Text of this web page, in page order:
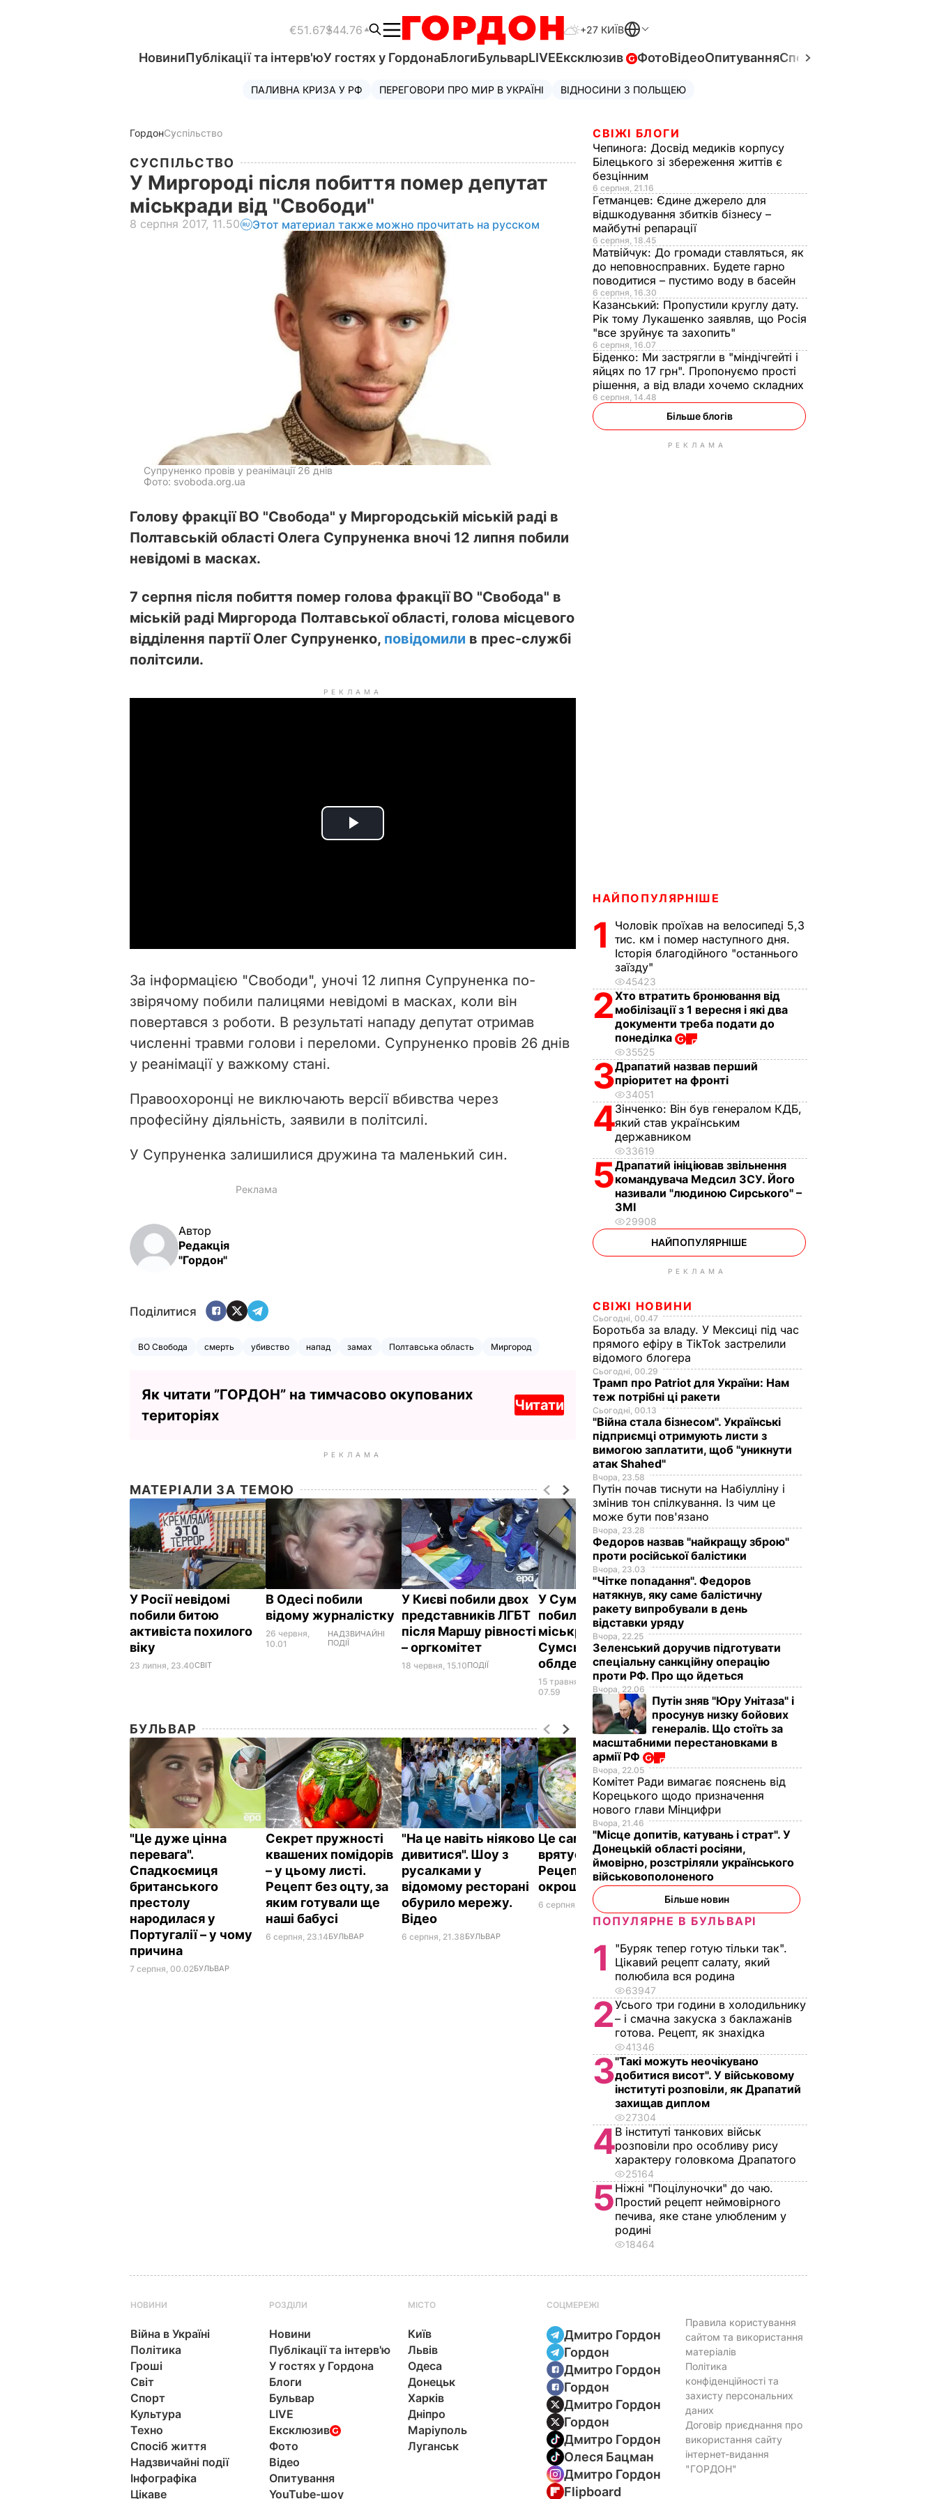
€51.67$44.76 +27 КИЇВ
НовиниПублікації та інтерв'юУ гостях у ГордонаБлогиБульварLIVEЕксклюзив ФотоВідеоОпитуванняСпецпроєкти
ПАЛИВНА КРИЗА У РФ ПЕРЕГОВОРИ ПРО МИР В УКРАЇНІ ВІДНОСИНИ З ПОЛЬЩЕЮ
ГордонСуспільство
СУСПІЛЬСТВО
У Миргороді після побиття помер депутат
міськради від "Свободи"
8 серпня 2017, 11.50 Этот материал также можно прочитать на русском
Супруненко провів у реанімації 26 днів
Фото: svoboda.org.ua
Голову фракції ВО "Свобода" у Миргородській міській раді в
Полтавській області Олега Супруненка вночі 12 липня побили
невідомі в масках.
7 серпня після побиття помер голова фракції ВО "Свобода" в
міській раді Миргорода Полтавської області, голова місцевого
відділення партії Олег Супруненко, повідомили в прес-службі
політсили.
РЕКЛАМА
P
i
d
o
За інформацією "Свободи", уночі 12 липня Супруненка по-
звірячому побили палицями невідомі в масках, коли він
повертався з роботи. В результаті нападу депутат отримав
численні травми голови і переломи. Супруненко провів 26 днів
у реанімації у важкому стані.
Правоохоронці не виключають версії вбивства через
професійну діяльність, заявили в політсилі.
У Супруненка залишилися дружина та маленький син.
Автор
Редакція
"Гордон"
Поділитися
ВО Свобода смерть убивство напад замах Полтавська область Миргород
Як читати ”ГОРДОН” на тимчасово окупованих
територіях
Читати
РЕКЛАМА
МАТЕРІАЛИ ЗА ТЕМОЮ
У Росії невідомі
побили битою
активіста похилого
віку
23 липня, 23.40СВІТ
В Одесі побили
відому журналістку
26 червня,
10.01
НАДЗВИЧАЙНІ
ПОДІЇ
У Києві побили двох
представників ЛГБТ
після Маршу рівності
– оргкомітет
18 червня, 15.10ПОДІЇ
У Сумах невідомі
побили депутата
міськради – голова
Сумської
облдержадміністрації
15 травня,
07.59
НАДЗВИЧАЙНІ
ПОДІЇ
БУЛЬВАР
"Це дуже цінна
перевага".
Спадкоємиця
британського
престолу
народилася у
Португалії – у чому
причина
7 серпня, 00.02БУЛЬВАР
Секрет пружності
квашених помідорів
– у цьому листі.
Рецепт без оцту, за
яким готували ще
наші бабусі
6 серпня, 23.14БУЛЬВАР
"На це навіть ніяково
дивитися". Шоу з
русалками у
відомому ресторані
обурило мережу.
Відео
6 серпня, 21.38БУЛЬВАР
Це саме те, що
врятує у спеку.
Рецепт смачнючої
окрошки
6 серпня, 18.21
"Хрумкі зовні й ніжні
всередині".
Найсмачніші
смажені кабачки
6 серпня, 18.09
СВІЖІ БЛОГИ
Чепинога: Досвід медиків корпусу
Білецького зі збереження життів є
безцінним
6 серпня, 21.16
Гетманцев: Єдине джерело для
відшкодування збитків бізнесу –
майбутні репарації
6 серпня, 18.45
Матвійчук: До громади ставляться, як
до неповносправних. Будете гарно
поводитися – пустимо воду в басейн
6 серпня, 16.30
Казанський: Пропустили круглу дату.
Рік тому Лукашенко заявляв, що Росія
"все зруйнує та захопить"
6 серпня, 16.07
Біденко: Ми застрягли в "міндічгейті і
яйцях по 17 грн". Пропонуємо прості
рішення, а від влади хочемо складних
6 серпня, 14.48
Більше блогів
РЕКЛАМА
НАЙПОПУЛЯРНІШЕ
1
Чоловік проїхав на велосипеді 5,3
тис. км і помер наступного дня.
Історія благодійного "останнього
заїзду"
45423
2Хто втратить бронювання від
мобілізації з 1 вересня і які два
документи треба подати до
понеділка
35525
3Драпатий назвав перший
пріоритет на фронті
34051
4Зінченко: Він був генералом КДБ,
який став українським
державником
33619
5Драпатий ініціював звільнення
командувача Медсил ЗСУ. Його
називали "людиною Сирського" –
ЗМІ
29908
НАЙПОПУЛЯРНІШЕ
РЕКЛАМА
СВІЖІ НОВИНИ
Сьогодні, 00.47
Боротьба за владу. У Мексиці під час
прямого ефіру в TikTok застрелили
відомого блогера
Сьогодні, 00.29
Трамп про Patriot для України: Нам
теж потрібні ці ракети
Сьогодні, 00.13
"Війна стала бізнесом". Українські
підприємці отримують листи з
вимогою заплатити, щоб "уникнути
атак Shahed"
Вчора, 23.58
Путін почав тиснути на Набіулліну і
змінив тон спілкування. Із чим це
може бути пов'язано
Вчора, 23.28
Федоров назвав "найкращу зброю"
проти російської балістики
Вчора, 23.03
"Чітке попадання". Федоров
натякнув, яку саме балістичну
ракету випробували в день
відставки уряду
Вчора, 22.25
Зеленський доручив підготувати
спеціальну санкційну операцію
проти РФ. Про що йдеться
Вчора, 22.06
Путін зняв "Юру Унітаза" і
просунув низку бойових
генералів. Що стоїть за
масштабними перестановками в
армії РФ
Вчора, 22.05
Комітет Ради вимагає пояснень від
Корецького щодо призначення
нового глави Мінцифри
Вчора, 21.46
"Місце допитів, катувань і страт". У
Донецькій області росіяни,
ймовірно, розстріляли українського
військовополоненого
Більше новин
ПОПУЛЯРНЕ В БУЛЬВАРІ
1
"Буряк тепер готую тільки так".
Цікавий рецепт салату, який
полюбила вся родина
63947
2Усього три години в холодильнику
– і смачна закуска з баклажанів
готова. Рецепт, як знахідка
41346
3"Такі можуть неочікувано
добитися висот". У військовому
інституті розповіли, як Драпатий
захищав диплом
27304
4В інституті танкових військ
розповіли про особливу рису
характеру головкома Драпатого
25164
5Ніжні "Поцілуночки" до чаю.
Простий рецепт неймовірного
печива, яке стане улюбленим у
родині
18464
НОВИНИ
Війна в Україні
Політика
Гроші
Світ
Спорт
Культура
Техно
Спосіб життя
Надзвичайні події
Інфографіка
Цікаве
РОЗДІЛИ
Новини
Публікації та інтерв'ю
У гостях у Гордона
Блоги
Бульвар
LIVE
Ексклюзив
Фото
Відео
Опитування
YouTube-шоу
МІСТО
Київ
Львів
Одеса
Донецьк
Харків
Дніпро
Маріуполь
Луганськ
СОЦМЕРЕЖІ
Дмитро Гордон
Гордон
Дмитро Гордон
Гордон
Дмитро Гордон
Гордон
Дмитро Гордон
Олеся Бацман
Дмитро Гордон
Flipboard
Правила користування
сайтом та використання
матеріалів
Політика
конфіденційності та
захисту персональних
даних
Договір приєднання про
використання сайту
інтернет-видання
"ГОРДОН"